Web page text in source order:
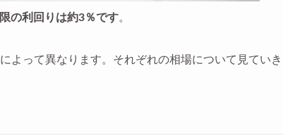
の利回りは約3％です。
よって異なります。それぞれの相場について見ていき